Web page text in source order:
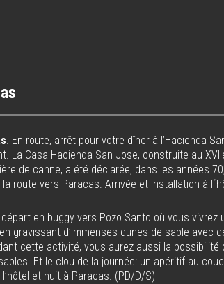
. En route, arrêt pour votre dîner à l’Hacienda
La Casa Hacienda San Jose, construite au
de canne, a été déclarée, dans les années
route vers Paracas. Arrivée et installation à
départ en buggy vers Pozo Santo où vous vivrez
gravissant d’immenses dunes de sable avec
cette activité, vous aurez aussi la possibilité
Et le clou de la journée: un apéritif au
et nuit à Paracas. (PD/D/S)